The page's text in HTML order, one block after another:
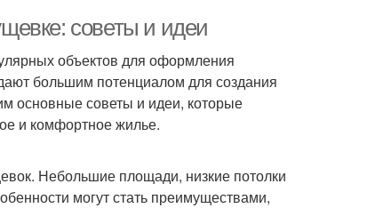
советы и идеи
объектов для оформления
большим потенциалом для создания
основные советы и идеи, которые
и комфортное жилье.
Небольшие площади, низкие потолки
могут стать преимуществами,